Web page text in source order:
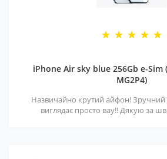
iPhone Air sky blue 256Gb e-Sim
MG2P4)
Назвичайно крутий айфон! Зручний
виглядає просто вау!! Дякую за